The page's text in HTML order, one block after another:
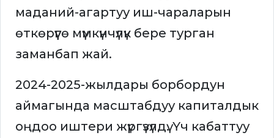
маданий-агартуу иш-чараларын
өткөрүүгө мүмкүнчүлүк бере турган
заманбап жай.
2024-2025-жылдары борбордун
аймагында масштабдуу капиталдык
оңдоо иштери жүргүзүлдү. Үч кабаттуу